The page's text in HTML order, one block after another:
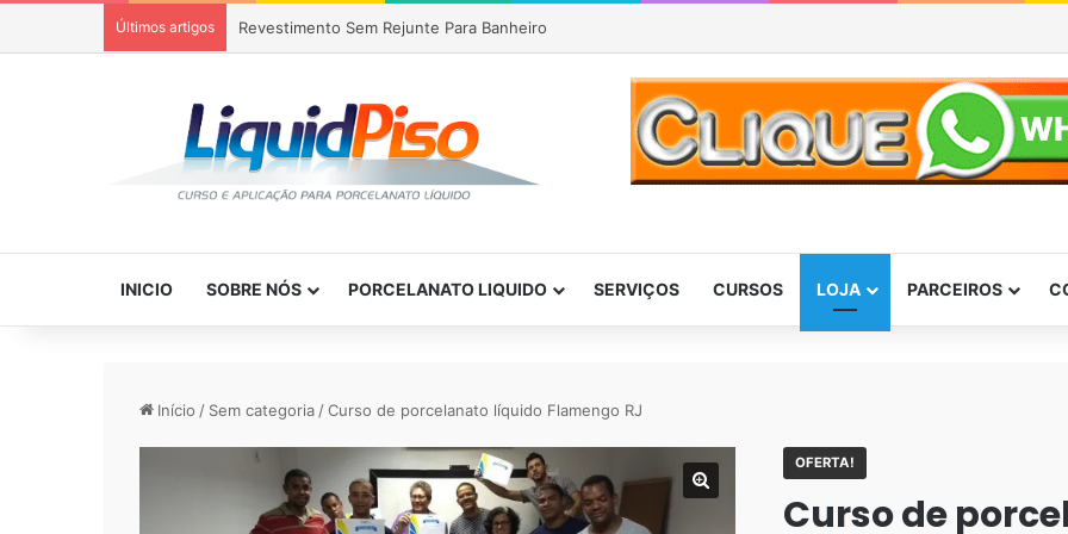
Últimos artigos Revestimento Sem Rejunte Para Banheiro
INICIO SOBRE NÓS PORCELANATO LIQUIDO SERVIÇOS CURSOS LOJA PARCEIROS
Início / Sem categoria /Curso de porcelanato líquido Flamengo RJ
OFERTA!
Curso de